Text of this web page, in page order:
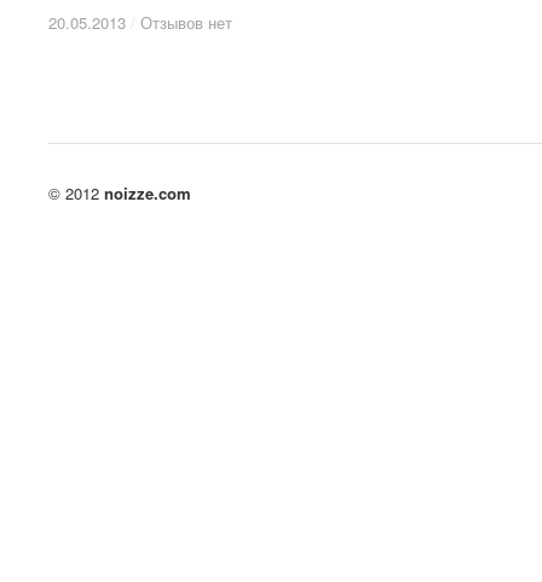
20.05.2013 / Отзывов нет
20.05.2013 / Отзывов нет
© 2012 noizze.com